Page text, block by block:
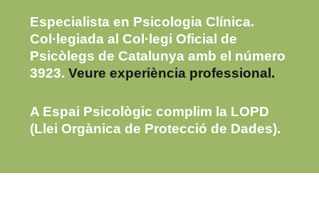
Especialista en Psicologia Clínica.
Col·legiada al Col·legi Oficial de
Psicòlegs de Catalunya amb el número
3923.Veure experiència professional.
A Espai Psicològic complim la LOPD
(Llei Orgànica de Protecció de Dades).